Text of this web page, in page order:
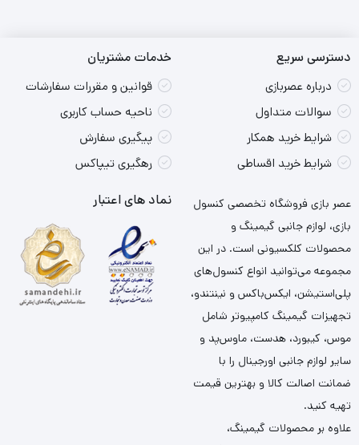
دسترسی سریع
درباره عصربازی
سوالات متداول
شرایط خرید همکار
شرایط خرید اقساطی
خدمات مشتریان
قوانین و مقررات سفارشات
ناحیه حساب کاربری
پیگیری سفارش
رهگیری تیپاکس
عصر بازی فروشگاه تخصصی کنسول
بازی، لوازم جانبی گیمینگ و
محصولات کلکسیونی است. در این
مجموعه می‌توانید انواع کنسول‌های
پلی‌استیشن، ایکس‌باکس و نینتندو،
تجهیزات گیمینگ کامپیوتر شامل
موس، کیبورد، هدست، ماوس‌پد و
سایر لوازم جانبی اورجینال را با
ضمانت اصالت کالا و بهترین قیمت
تهیه کنید.
علاوه بر محصولات گیمینگ،
نماد های اعتبار